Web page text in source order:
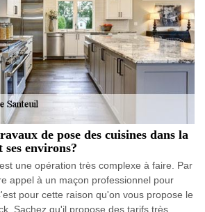
de pose des cuisines dans la
environs?
une opération très complexe à faire. Par
appel à un maçon professionnel pour
pour cette raison qu'on vous propose le
Sachez qu'il propose des tarifs très